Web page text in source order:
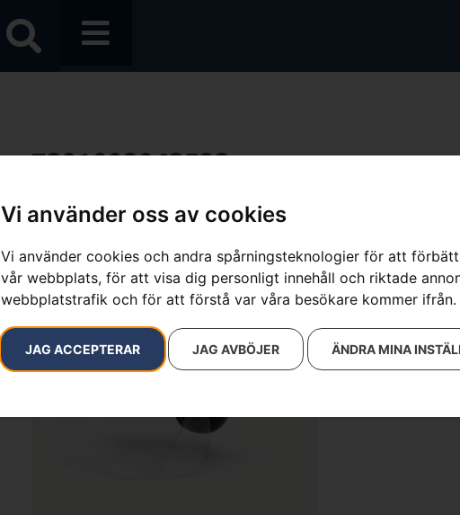
Vi använder oss av cookies
Vi använder cookies och andra spårningsteknologier för att
vår webbplats, för att visa dig personligt innehåll och riktade
webbplatstrafik och för att förstå var våra besökare kommer ifrån.
JAG ACCEPTERAR JAG AVBÖJER ÄNDRA MINA
7391883043523